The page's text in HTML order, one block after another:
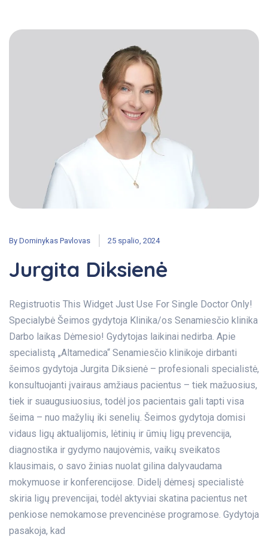
By Dominykas Pavlovas 25 spalio, 2024
Jurgita Diksienė
Registruotis This Widget Just Use For Single Doctor Only!
Specialybė Šeimos gydytoja Klinika/os Senamiesčio klinika
Darbo laikas Dėmesio! Gydytojas laikinai nedirba. Apie
specialistą „Altamedica“ Senamiesčio klinikoje dirbanti
šeimos gydytoja Jurgita Diksienė – profesionali specialistė,
konsultuojanti įvairaus amžiaus pacientus – tiek mažuosius,
tiek ir suaugusiuosius, todėl jos pacientais gali tapti visa
šeima – nuo mažylių iki senelių. Šeimos gydytoja domisi
vidaus ligų aktualijomis, lėtinių ir ūmių ligų prevencija,
diagnostika ir gydymo naujovėmis, vaikų sveikatos
klausimais, o savo žinias nuolat gilina dalyvaudama
mokymuose ir konferencijose. Didelį dėmesį specialistė
skiria ligų prevencijai, todėl aktyviai skatina pacientus net
penkiose nemokamose prevencinėse programose. Gydytoja
pasakoja, kad